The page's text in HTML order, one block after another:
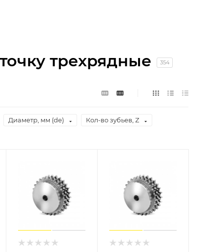
трехрядные 354
Диаметр, мм (de) Кол-во зубьев, Z